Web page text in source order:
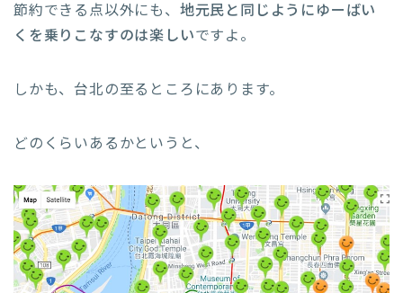
節約できる点以外にも、 地元民と同じようにゆーばい
くを乗りこなすのは楽しいですよ。
しかも、台北の至るところにあります。
どのくらいあるかというと、